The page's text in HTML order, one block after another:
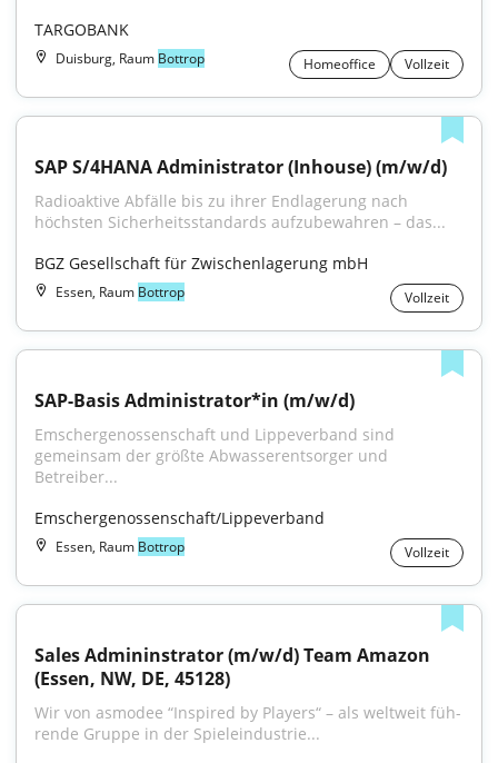
TARGOBANK
Duisburg, Raum Bottrop Homeoffice Vollzeit
SAP S/4HANA Administrator (Inhouse) (m/w/d)
Radioaktive Abfälle bis zu ihrer Endlagerung nach
höchsten Sicherheitsstandards aufzubewahren – das...
BGZ Gesellschaft für Zwischenlagerung mbH
Essen, Raum Bottrop Vollzeit
SAP-Basis Administrator*in (m/w/d)
Emschergenossenschaft und Lippeverband sind
gemeinsam der größte Abwasserentsorger und
Betreiber...
Emschergenossenschaft/Lippeverband
Essen, Raum Bottrop Vollzeit
Sales Admininstrator (m/w/d) Team Amazon
(Essen, NW, DE, 45128)
Wir von asmodee “Inspired by Players“ – als welt­weit füh­
ren­de Grup­pe in der Spie­le­in­dus­trie...